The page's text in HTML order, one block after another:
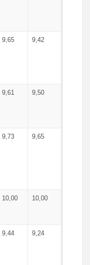
9,65 9,42
9,61 9,50
9,73 9,65
10,00 10,00
9,44 9,24